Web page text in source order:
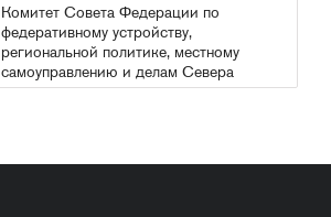
Комитет Совета Федерации по
федеративному устройству,
региональной политике, местному
самоуправлению и делам Севера